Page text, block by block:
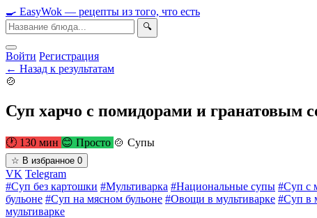
🍳 EasyWok — рецепты из того, что есть
🔍
Войти Регистрация
← Назад к результатам
🍲
Суп харчо с помидорами и гранатовым
🕐 130 мин 😊 Просто 🍲 Супы
☆ В избранное 0
VK Telegram
#Суп без картошки #Мультиварка #Национальные супы #Суп с
бульоне #Суп на мясном бульоне #Овощи в мультиварке #Суп в
мультиварке